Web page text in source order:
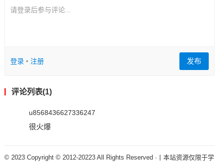
请登录后参与评论...
登录• 注册 发布
评论列表(1)
u8568436627336247
很火爆
© 2023 Copyright © 2012-20223 All Rights Reserved ·丨本站资源仅限于学